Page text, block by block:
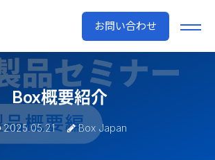
お問い合わせ
Box概要紹介
2025.05.21 Box Japan